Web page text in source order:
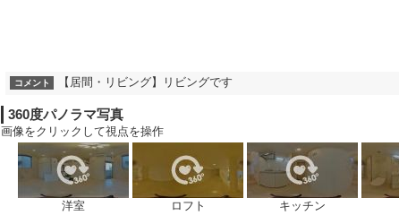
コメント 【居間・リビング】リビングです
360度パノラマ写真
画像をクリックして視点を操作
洋室 ロフト キッチン